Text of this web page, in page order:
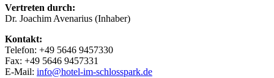
Vertreten durch:
Dr. Joachim Avenarius (Inhaber)
Kontakt:
Telefon: +49 5646 9457330
Fax: +49 5646 9457331
E-Mail: info@hotel-im-schlosspark.de